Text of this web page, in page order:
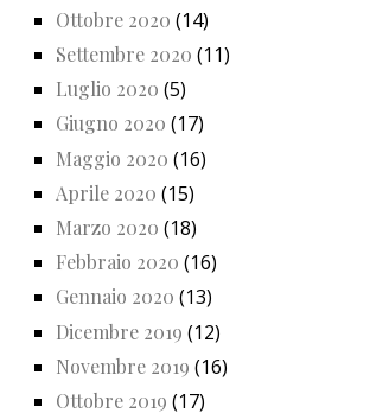
Ottobre 2020 (14)
Settembre 2020 (11)
Luglio 2020 (5)
Giugno 2020 (17)
Maggio 2020 (16)
Aprile 2020 (15)
Marzo 2020 (18)
Febbraio 2020 (16)
Gennaio 2020 (13)
Dicembre 2019 (12)
Novembre 2019 (16)
Ottobre 2019 (17)